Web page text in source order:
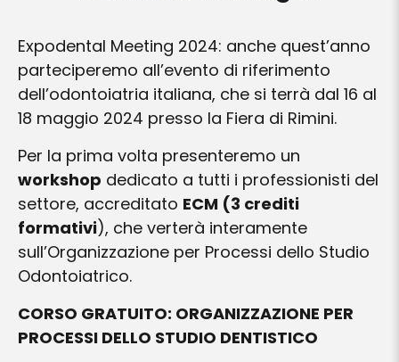
Expodental Meeting 2024: anche quest’anno
parteciperemo all’evento di riferimento
dell’odontoiatria italiana, che si terrà dal 16 al
18 maggio 2024 presso la Fiera di Rimini.
Per la prima volta presenteremo un
workshop dedicato a tutti i professionisti del
settore, accreditato ECM (3 crediti
formativi), che verterà interamente
sull’Organizzazione per Processi dello Studio
Odontoiatrico.
CORSO GRATUITO: ORGANIZZAZIONE PER
PROCESSI DELLO STUDIO DENTISTICO